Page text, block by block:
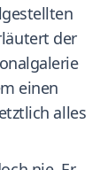
der
einen
alles